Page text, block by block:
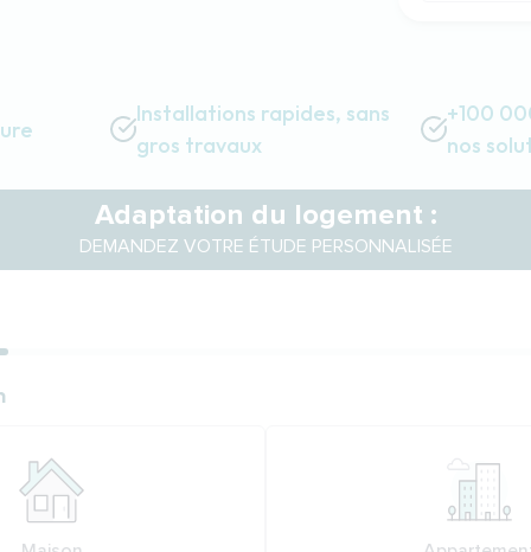
Installations rapides, sans
gros travaux
+100
nos
Adaptation du logement :
DEMANDEZ VOTRE ÉTUDE PERSONNALISÉE